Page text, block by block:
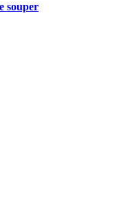
souper